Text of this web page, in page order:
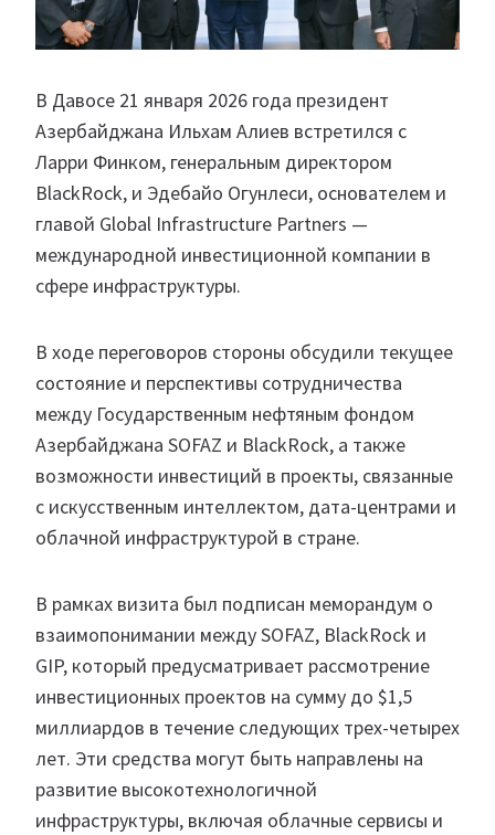
В Давосе 21 января 2026 года президент
Азербайджана Ильхам Алиев встретился с
Ларри Финком, генеральным директором
BlackRock, и Эдебайо Огунлеси, основателем и
главой Global Infrastructure Partners —
международной инвестиционной компании в
сфере инфраструктуры.
В ходе переговоров стороны обсудили текущее
состояние и перспективы сотрудничества
между Государственным нефтяным фондом
Азербайджана SOFAZ и BlackRock, а также
возможности инвестиций в проекты, связанные
с искусственным интеллектом, дата-центрами и
облачной инфраструктурой в стране.
В рамках визита был подписан меморандум о
взаимопонимании между SOFAZ, BlackRock и
GIP, который предусматривает рассмотрение
инвестиционных проектов на сумму до $1,5
миллиардов в течение следующих трех-четырех
лет. Эти средства могут быть направлены на
развитие высокотехнологичной
инфраструктуры, включая облачные сервисы и